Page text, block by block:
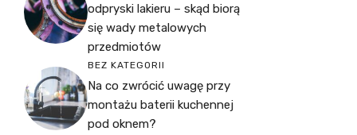
odpryski lakieru – skąd biorą
się wady metalowych
przedmiotów
BEZ KATEGORII
Na co zwrócić uwagę przy
montażu baterii kuchennej
pod oknem?